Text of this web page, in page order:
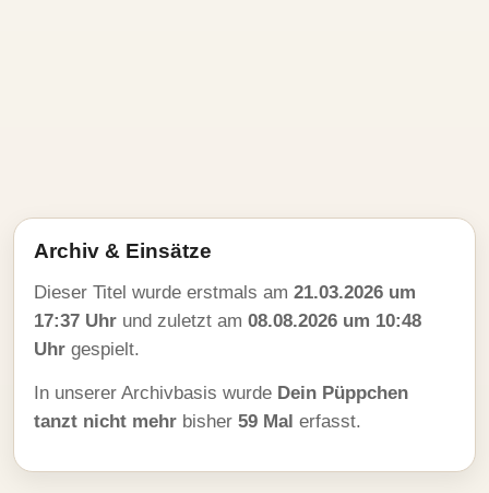
Archiv & Einsätze
Dieser Titel wurde erstmals am 21.03.2026 um
17:37 Uhr und zuletzt am 08.08.2026 um 10:48
Uhr gespielt.
In unserer Archivbasis wurde Dein Püppchen
tanzt nicht mehr bisher 59 Mal erfasst.